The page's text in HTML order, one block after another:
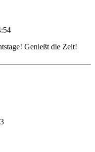
Genießt die Zeit!